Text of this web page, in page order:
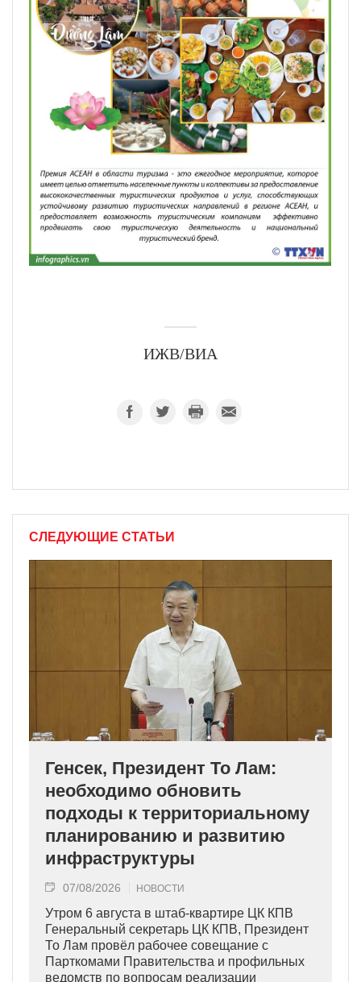
ИЖВ/ВИА
СЛЕДУЮЩИЕ СТАТЬИ
Генсек, Президент То Лам:
необходимо обновить
подходы к территориальному
планированию и развитию
инфраструктуры
07/08/2026 НОВОСТИ
Утром 6 августа в штаб-квартире ЦК КПВ
Генеральный секретарь ЦК КПВ, Президент
То Лам провёл рабочее совещание с
Парткомами Правительства и профильных
ведомств по вопросам реализации